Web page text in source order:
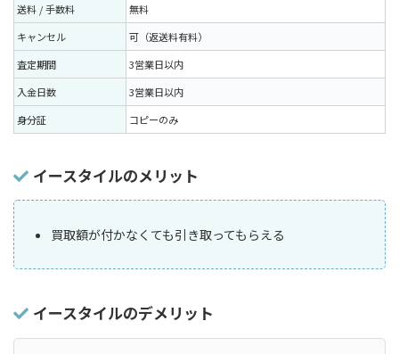
送料 / 手数料
無料
キャンセル
可（返送料有料）
査定期間
3営業日以内
入金日数
3営業日以内
身分証
コピーのみ
イースタイルのメリット
買取額が付かなくても引き取ってもらえる
イースタイルのデメリット